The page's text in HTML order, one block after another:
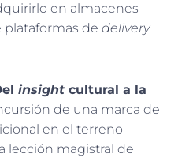
en almacenes
plataformas de delivery
insight cultural a la
de una marca de
en el terreno
lección magistral de